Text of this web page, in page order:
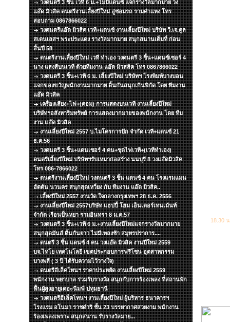
วงดนตรี 3 ชิ้น เวที 6 ม.+ไมมีแดนซ์ แจกรางวัลมากมาย วง
แอ๊ด มิวสิค ดนตรีงานเลี้ยงปีใหม่ อู่ซ่อมรถ รามคำแหง โทร
สอบถาม 0867866022
วงดนตรีแอ๊ด มิวสิค เวที+แดนซ์ งานเลี้ยงปีใหม่ บริษัท วี.เจ.คูล
สเตนเลสฯ พระประแดง รางวัลมากมาย สนุกสนานเต็มที่ ก่อน
สิ้นปี 58
ดนตรีงานเลี้ยงปีใหม่ เวที ทำเอง วงดนตรี 3 ชิ้น+แดนซ์เซอร์ 4
นาง แสงสีบนเวที ด้วยทีมงาน แอ๊ด มิวสสิค โทร 0867866022
วงดนตรี 3 ชิ้น+เวที 6 ม. เลี้ยงปีใหม่ บริษัทฯ โรงพิมพ์บางบอน
แจกของขวัญพนักงานมากมาย ดิ้นกันสนุกเกินพิกัด โดย ทีมงาน
แอ๊ด มิวสิค
เครื่องเสียง+ไฟ+(คอม) การแสดงบนเวที งานเลี้ยงปีใหม่
บริษัทฯอสังหาริมทรัพย์ การแสดงมากมายของพนักงาน โดย ทีม
งาน แอ๊ด มิวสิค
งานเลี้ยงปีใหม่ 2557 บ.ไมโครการปัก จำกัด เวที+แดนซ์ 21
ธ.ค.56
วงดนตรี 3 ชิ้น+แดนเซอร์ 4 คน+ชุดไฟเวที+(เวทีทำเอง)
ดนตรีเลี้ยงปีใหม่ บริษัทฯรับเหมาก่อสร้าง นนบุรี 8 วงแอ๊ดมิวสิค
โทร 086-7866022
ดนตรีงานเลี้ยงปีใหม่ วงดนตรี 3 ชิ้น แดนซ์ 4 คน โรงแรมแมน
ฮัตตัน นวนคร สนุกสุดเหวี่ยง กับ ทีมงาน แอ๊ด มิวสิค..
เลี้ยงปีใหม่ 2557 งานวัด ใจกลางกรุงเทพฯ 28 ธ.ค. 2556
งานเลี้ยงปีใหม่ 2557บริษัท แฮปปี้ โฮม เอ็นเตอร์เทนเม้นท์
จำกัด เรือนปั้นหยา รามอินทรา 8 ม.ค.57
วงดนตรี 3 ชิ้น+เวที 6 ม.+งานเลี้ยงปีใหม่แจกรางวัลมากมาย
สนุกสุดมันส์ ดิ้นกันยาว ไม่มีเพลงช้า สมุทรปราการ....
ดนตรี 3 ชิ้น แดนซ์ 4 คน วงแอ๊ด มิวสิค งานปีใหม่ 2559
บจ.ไทโย เทคโนโลยี เขตประกอบการฟรีโซน อุตสาหกรรม
บางพลี ( 3 ปี ได้รับความไว้วางใจ)
ดนตรีอีเล็คโทนฯ ราคาประหยัด งานเลี้ยงปีใหม่ 2559
พนักงาน พยาบาล ร่วมรับรางวัล สนุกกับการร้องเพลง ที่สถานพัก
ฟื้นผู้สูงอายุเดอะนีมฟ์ ปทุมธานี
วงดนตรีอีเล็คโทนฯ งานเลี้ยงปีใหม่ ผู้บริหาร ธนาคารฯ
โรงแรม อโนมา ราชดำริ ชั้น 23 บรรยากาศสวยงาม พนักงาน
ร้องเพลงเพราะ สนุกสนาน รับรางวัลมาย...
18.30